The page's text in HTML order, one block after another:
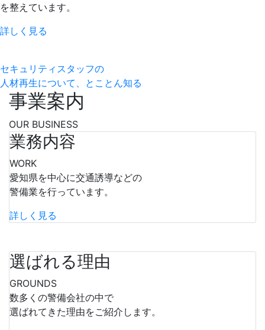
を整えています。
詳しく見る
セキュリティスタッフの
人材再生について、とことん知る
事業案内
OUR BUSINESS
業務内容
WORK
愛知県を中心に交通誘導などの
警備業を行っています。
詳しく見る
選ばれる理由
GROUNDS
数多くの警備会社の中で
選ばれてきた理由をご紹介します。